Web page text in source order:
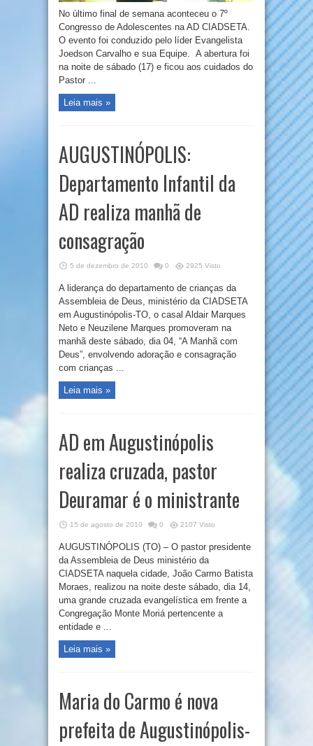
No último final de semana aconteceu o 7º
Congresso de Adolescentes na AD CIADSETA.
O evento foi conduzido pelo líder Evangelista
Joedson Carvalho e sua Equipe. A abertura foi
na noite de sábado (17) e ficou aos cuidados do
Pastor ...
Leia mais »
AUGUSTINÓPOLIS:
Departamento Infantil da
AD realiza manhã de
consagração
5 de dezembro de 2010 0 2925 Visto
A liderança do departamento de crianças da
Assembleia de Deus, ministério da CIADSETA
em Augustinópolis-TO, o casal Aldair Marques
Neto e Neuzilene Marques promoveram na
manhã deste sábado, dia 04, “A Manhã com
Deus”, envolvendo adoração e consagração
com crianças ...
Leia mais »
AD em Augustinópolis
realiza cruzada, pastor
Deuramar é o ministrante
15 de agosto de 2010 0 2107 Visto
AUGUSTINÓPOLIS (TO) – O pastor presidente
da Assembleia de Deus ministério da
CIADSETA naquela cidade, João Carmo Batista
Moraes, realizou na noite deste sábado, dia 14,
uma grande cruzada evangelística em frente a
Congregação Monte Moriá pertencente a
entidade e ...
Leia mais »
Maria do Carmo é nova
prefeita de Augustinópolis-